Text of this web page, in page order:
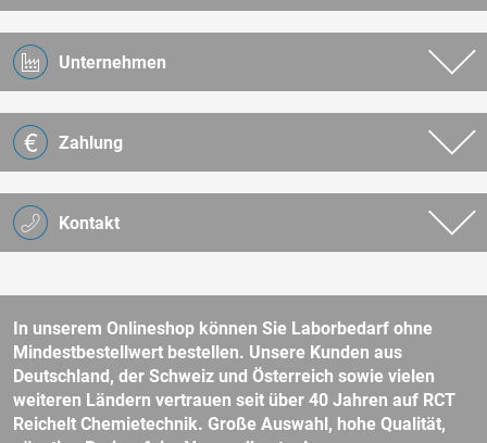
Kontakt
Unternehmen
Zahlung
In unserem Onlineshop können Sie Laborbedarf ohne
Mindestbestellwert bestellen. Unsere Kunden aus
Deutschland, der Schweiz und Österreich sowie vielen
weiteren Ländern vertrauen seit über 40 Jahren auf RCT
Reichelt Chemietechnik. Große Auswahl, hohe Qualität,